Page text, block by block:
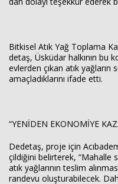
Bit­ki­sel Atık Yağ Top­la­ma
de­taş, Üs­kü­dar hal­kı­nın bu
ev­ler­den çıkan atık yağ­la­rın
amaç­la­dık­la­rı­nı ifade etti.
“YENİDEN EKO­NOMİYE
De­de­taş, proje için
çil­di­ği­ni be­lir­te­rek, “Ma­hal­le
atık yağ­la­rı­nın tes­lim
ran­de­vu oluş­tu­ra­bi­lecek.